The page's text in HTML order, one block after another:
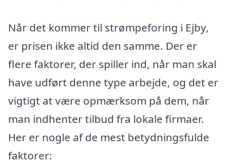
Når det kommer til strømpeforing i Ejby,
er prisen ikke altid den samme. Der er
flere faktorer, der spiller ind, når man skal
have udført denne type arbejde, og det er
vigtigt at være opmærksom på dem, når
man indhenter tilbud fra lokale firmaer.
Her er nogle af de mest betydningsfulde
faktorer: